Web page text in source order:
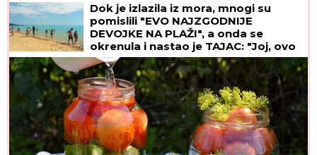
Dok je izlazila iz mora, mnogi su
pomislili "EVO NAJZGODNIJE
DEVOJKE NA PLAŽI", a onda se
okrenula i nastao je TAJAC: "Joj, ovo
izgleda kao žuljevi"